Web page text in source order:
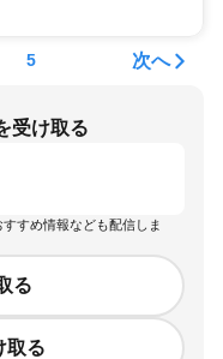
5 次へ
受け取る
すめ情報なども配信しま
る
取る